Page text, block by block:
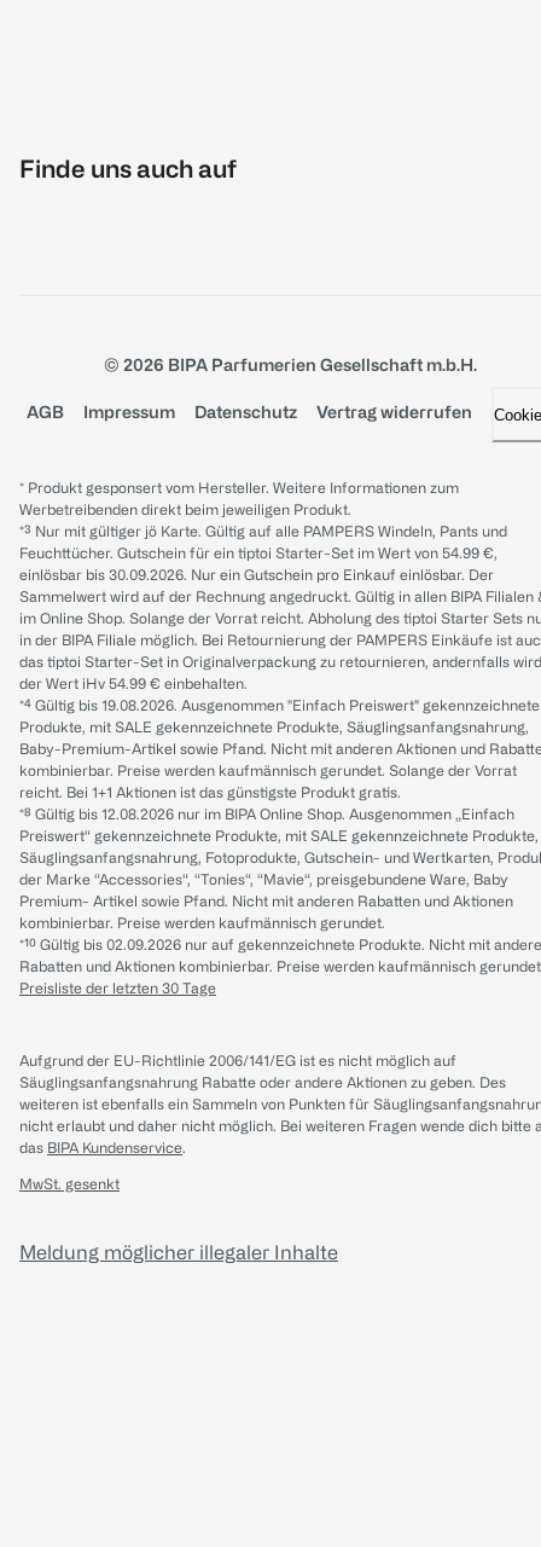
Finde uns auch auf
© 2026 BIPA Parfumerien Gesellschaft m.b.H.
AGB Impressum Datenschutz Vertrag widerrufen
* Produkt gesponsert vom Hersteller. Weitere Informationen zum
Werbetreibenden direkt beim jeweiligen Produkt.
*³ Nur mit gültiger jö Karte. Gültig auf alle PAMPERS Windeln, Pants und
Feuchttücher. Gutschein für ein tiptoi Starter-Set im Wert von 54.99 €,
einlösbar bis 30.09.2026. Nur ein Gutschein pro Einkauf einlösbar. Der
Sammelwert wird auf der Rechnung angedruckt. Gültig in allen BIPA Filialen
im Online Shop. Solange der Vorrat reicht. Abholung des tiptoi Starter Sets
in der BIPA Filiale möglich. Bei Retournierung der PAMPERS Einkäufe ist
das tiptoi Starter-Set in Originalverpackung zu retournieren, andernfalls wird
der Wert iHv 54.99 € einbehalten.
*⁴ Gültig bis 19.08.2026. Ausgenommen "Einfach Preiswert" gekennzeichnete
Produkte, mit SALE gekennzeichnete Produkte, Säuglingsanfangsnahrung,
Baby-Premium-Artikel sowie Pfand. Nicht mit anderen Aktionen und
kombinierbar. Preise werden kaufmännisch gerundet. Solange der Vorrat
reicht. Bei 1+1 Aktionen ist das günstigste Produkt gratis.
*⁸ Gültig bis 12.08.2026 nur im BIPA Online Shop. Ausgenommen „Einfach
Preiswert“ gekennzeichnete Produkte, mit SALE gekennzeichnete Produkte,
Säuglingsanfangsnahrung, Fotoprodukte, Gutschein- und Wertkarten,
der Marke “Accessories“, “Tonies“, “Mavie“, preisgebundene Ware, Baby
Premium- Artikel sowie Pfand. Nicht mit anderen Rabatten und Aktionen
kombinierbar. Preise werden kaufmännisch gerundet.
*¹⁰ Gültig bis 02.09.2026 nur auf gekennzeichnete Produkte. Nicht mit
Rabatten und Aktionen kombinierbar. Preise werden kaufmännisch
Preisliste der letzten 30 Tage
Aufgrund der EU-Richtlinie 2006/141/EG ist es nicht möglich auf
Säuglingsanfangsnahrung Rabatte oder andere Aktionen zu geben. Des
weiteren ist ebenfalls ein Sammeln von Punkten für
nicht erlaubt und daher nicht möglich. Bei weiteren Fragen wende dich bitte
das BIPA Kundenservice.
MwSt. gesenkt
Meldung möglicher illegaler Inhalte